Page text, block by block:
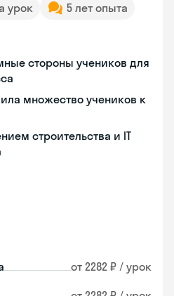
урок
5 лет опыта
стороны учеников для
множество учеников к
строительства и IT
от 2282 ₽ / урок